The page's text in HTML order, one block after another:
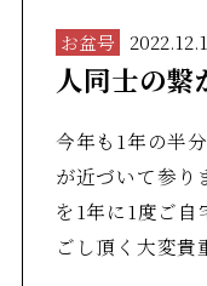
お盆号
人同士の繋
今年も1年の半
が近づいて参り
を1年に1度ご
ごし頂く大変貴